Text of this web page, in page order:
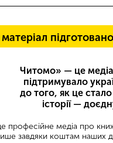
Читомо» — це
підтримувало
до того, як це
історії —
професійне медіа про
завдяки коштам наших